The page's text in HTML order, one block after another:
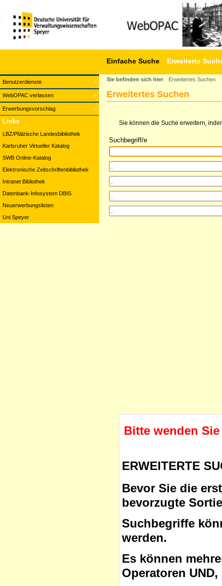
Benutzerdienste
WebOPAC verlassen
Erwerbungsvorschlag
Einfache Suche Erweiterte
Links
LBZ/Pfälzische Landesbibliothek
Karlsruher Virtueller Katalog
SWB Online-Katalog
Elektronische Zeitschriftenbibliothek
Intranet Bibliothek
Datenbank-Infosystem DBIS
Neuerwerbungslisten
Uni Speyer
Sie befinden sich hier: Erweitertes Suchen
Erweitertes Suchen
Sie können die Suche erweitern,
Suchbegriff/e
Bitte wenden
ERWEITERTE
Bevor Sie die
bevorzugte
Suchbegriffe
werden.
Es können
Operatoren